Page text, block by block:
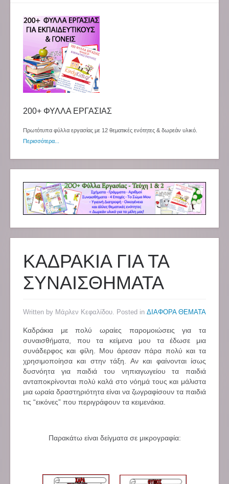
200+ ΦΥΛΛΑ ΕΡΓΑΣΙΑΣ
Πρωτότυπα φύλλα εργασίας με 12 θεματικές ενότητες & δωρεάν υλικό.
Περισσότερα...
ΚΑΔΡΑΚΙΑ ΓΙΑ ΤΑ
ΣΥΝΑΙΣΘΗΜΑΤΑ
Written by Μάρλεν Κεφαλίδου. Posted in ΔΙΑΦΟΡΑ ΘΕΜΑΤΑ
Καδράκια με πολύ ωραίες παρομοιώσεις για τα
συναισθήματα, που τα κείμενα μου τα έδωσε μια
συνάδερφος και φίλη. Μου άρεσαν πάρα πολύ και τα
χρησιμοποίησα και στην τάξη. Αν και φαίνονται ίσως
δυσνόητα για παιδιά του νηπιαγωγείου τα παιδιά
ανταποκρίνονται πολύ καλά στο νόημά τους και μάλιστα
μια ωραία δραστηριότητα είναι να ζωγραφίσουν τα παιδιά
τις “εικόνες” που περιγράφουν τα κειμενάκια.
Παρακάτω είναι δείγματα σε μικρογραφία: